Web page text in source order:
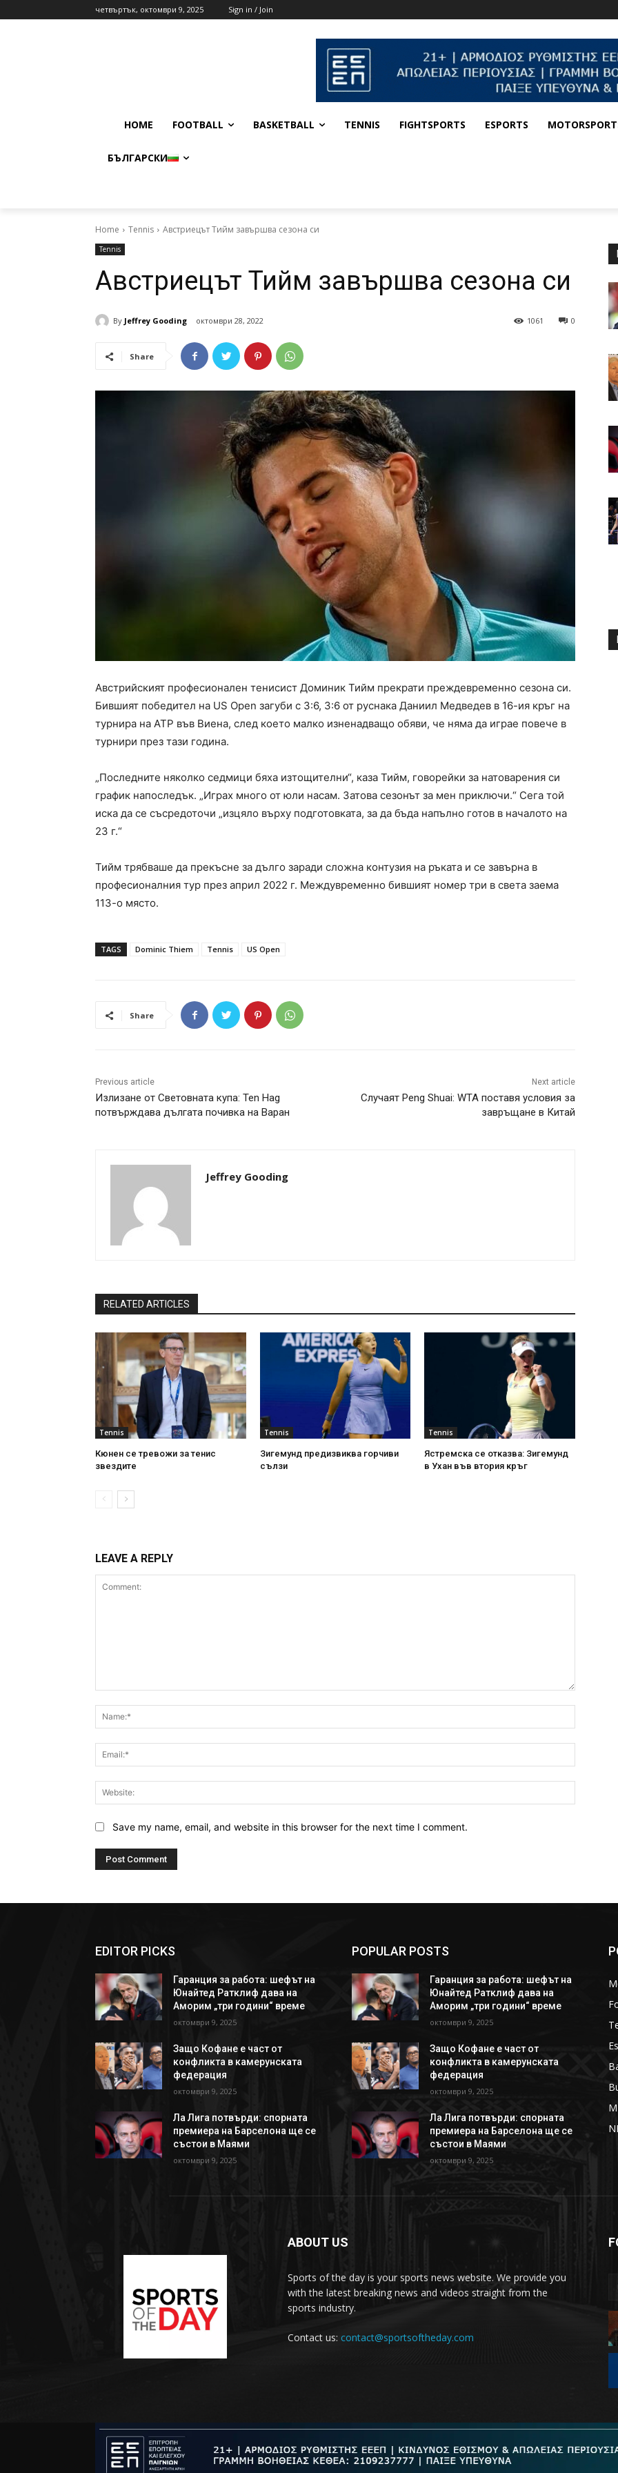
четвъртък, октомври 9, 2025 Sign in / Join
HOME FOOTBALL BASKETBALL TENNIS FIGHTSPORTS ESPORTS
БЪЛГАРСКИ
Home Tennis Австриецът Тийм завършва сезона си
Tennis
Австриецът Тийм завършва сезона си
By Jeffrey Gooding октомври 28, 2022 0
1061
Share
Австрийският професионален тенисист Доминик Тийм прекрати преждевременно сезона си.
Бившият победител на US Open загуби с 3:6, 3:6 от руснака Даниил Медведев в 16-ия кръг на
турнира на ATP във Виена, след което малко изненадващо обяви, че няма да играе повече в
турнири през тази година.
„Последните няколко седмици бяха изтощителни“, каза Тийм, говорейки за натоварения си
график напоследък. „Играх много от юли насам. Затова сезонът за мен приключи.“ Сега той
иска да се съсредоточи „изцяло върху подготовката, за да бъда напълно готов в началото на
23 г.“
Тийм трябваше да прекъсне за дълго заради сложна контузия на ръката и се завърна в
професионалния тур през април 2022 г. Междувременно бившият номер три в света заема
113-о място.
TAGS Dominic Thiem Tennis US Open
Share
Previous article
Излизане от Световната купа: Ten Hag
потвърждава дългата почивка на Варан
Next article
Случаят Peng Shuai: WTA поставя условия за
завръщане в Китай
Jeffrey Gooding
RELATED ARTICLES
Tennis
Кюнен се тревожи за тенис
звездите
Tennis
Зигемунд предизвиква горчиви
сълзи
Tennis
Ястремска се отказва: Зигемунд
в Ухан във втория кръг
LEAVE A REPLY
Save my name, email, and website in this browser for the next time I comment.
EDITOR PICKS
Гаранция за работа: шефът на
Юнайтед Ратклиф дава на
Аморим „три години“ време
октомври 9, 2025
Защо Кофане е част от
конфликта в камерунската
федерация
октомври 9, 2025
Ла Лига потвърди: спорната
премиера на Барселона ще се
състои в Маями
октомври 9, 2025
POPULAR POSTS
Гаранция за работа: шефът на
Юнайтед Ратклиф дава на
Аморим „три години“ време
октомври 9, 2025
Защо Кофане е част от
конфликта в камерунската
федерация
октомври 9, 2025
Ла Лига потвърди: спорната
премиера на Барселона ще се
състои в Маями
октомври 9, 2025
ABOUT US
Sports of the day is your sports news website. We provide you
with the latest breaking news and videos straight from the
sports industry.
Contact us: contact@sportsoftheday.com